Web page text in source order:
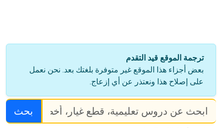
ترجمة الموقع قيد التقدم
بعض أجزاء هذا الموقع غير متوفرة بلغتك بعد. نحن نعمل
على إصلاح هذا ونعتذر عن أي إزعاج.
بحث